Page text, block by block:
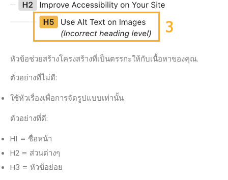
หัวข้อช่วยสร้างโครงสร้างที่เป็นตรรกะให้กับเนื้อหาของคุณ.
ตัวอย่างที่ไม่ดี:
ใช้หัวเรื่องเพื่อการจัดรูปแบบเท่านั้น
ตัวอย่างที่ดี:
H1 = ชื่อหน้า
H2 = ส่วนต่างๆ
H3 = หัวข้อย่อย